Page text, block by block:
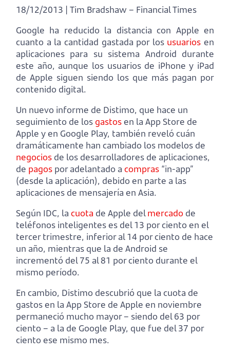
18/12/2013 | Tim Bradshaw – Financial Times
Google ha reducido la distancia con Apple en
cuanto a la cantidad gastada por los usuarios en
aplicaciones para su sistema Android durante
este año, aunque los usuarios de iPhone y iPad
de Apple siguen siendo los que más pagan por
contenido digital.
Un nuevo informe de Distimo, que hace un
seguimiento de los gastosen la App Store de
Apple y en Google Play, también reveló cuán
dramáticamente han cambiado los modelos de
negocios de los desarrolladores de aplicaciones,
de pagos por adelantado a compras “in-app”
(desde la aplicación), debido en parte a las
aplicaciones de mensajería en Asia.
Según IDC, la cuota de Apple delmercado de
teléfonos inteligentes es del 13 por ciento en el
tercer trimestre, inferior al 14 por ciento de hace
un año, mientras que la de Android se
incrementó del 75 al 81 por ciento durante el
mismo período.
En cambio, Distimo descubrió que la cuota de
gastos en la App Store de Apple en noviembre
permaneció mucho mayor – siendo del 63 por
ciento – a la de Google Play, que fue del 37 por
ciento ese mismo mes.